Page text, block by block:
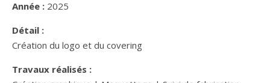
Année : 2025
Détail :
Création du logo et du covering
Travaux réalisés :